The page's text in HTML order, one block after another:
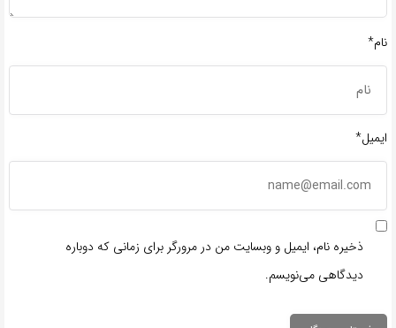
نام*
ایمیل*
ذخیره نام، ایمیل و وبسایت من در مرورگر برای زمانی که دوباره
دیدگاهی می‌نویسم.